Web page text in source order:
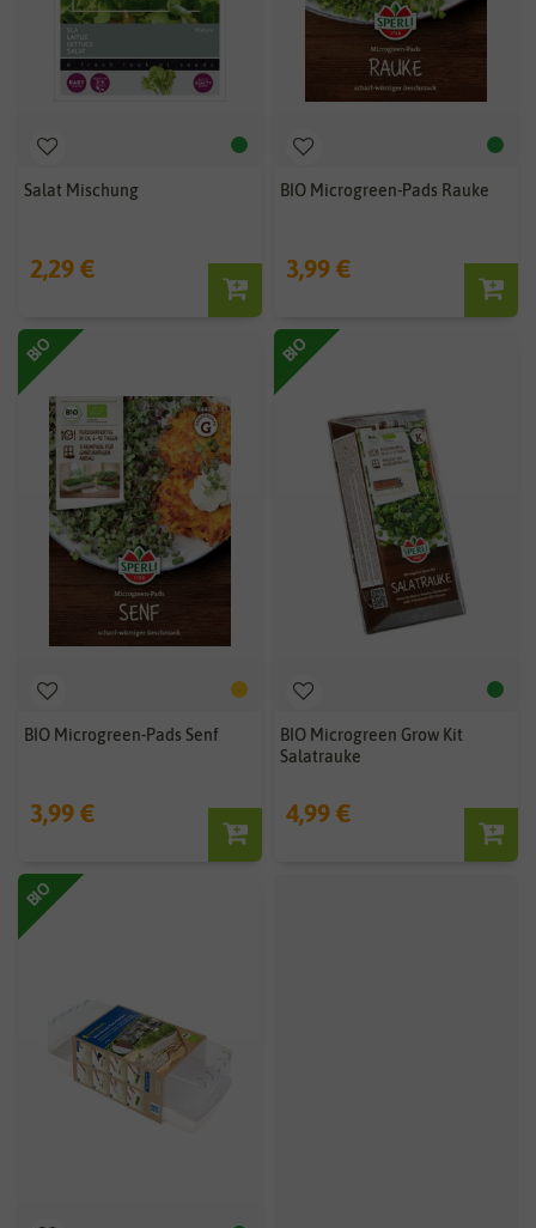
Salat Mischung
2,29 €
BIO Microgreen-Pads Rauke
3,99 €
BIO
BIO Microgreen-Pads Senf
3,99 €
BIO
BIO Microgreen Grow Kit
Salatrauke
4,99 €
BIO